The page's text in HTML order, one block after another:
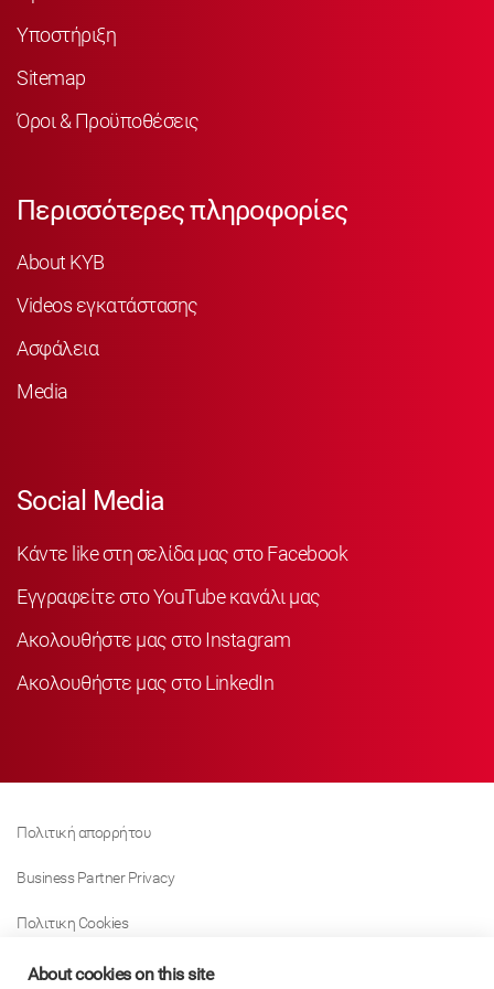
Υποστήριξη
Sitemap
Όροι & Προϋποθέσεις
Περισσότερες πληροφορίες
About KYB
Videos εγκατάστασης
Ασφάλεια
Media
Social Media
Κάντε like στη σελίδα μας στο Facebook
Εγγραφείτε στο YouTube κανάλι μας
Ακολουθήστε μας στο Instagram
Ακολουθήστε μας στο LinkedIn
Πολιτική απορρήτου
Business Partner Privacy
Πολιτικη Cookies
Modern Slavery Act Policy
About cookies on this site